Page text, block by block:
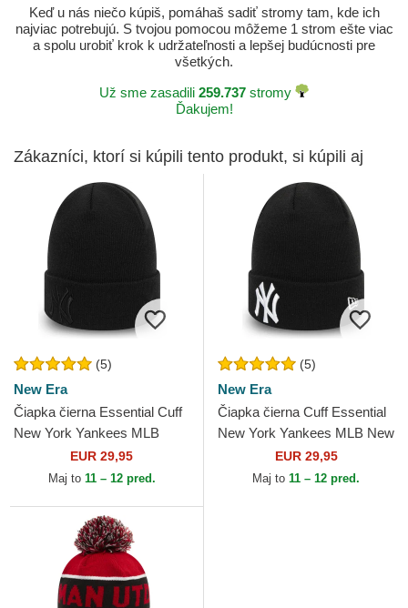
Keď u nás niečo kúpiš, pomáhaš sadiť stromy tam, kde ich
najviac potrebujú. S tvojou pomocou môžeme 1 strom ešte viac
a spolu urobiť krok k udržateľnosti a lepšej budúcnosti pre
všetkých.
Už sme zasadili 259.737 stromy
Ďakujem!
Zákazníci, ktorí si kúpili tento produkt, si kúpili aj
(5)
New Era
Čiapka čierna Essential Cuff
New York Yankees MLB
EUR 29,95
Maj to 11 – 12 pred.
(5)
New Era
Čiapka čierna Cuff Essential
New York Yankees MLB New
EUR 29,95
Maj to 11 – 12 pred.